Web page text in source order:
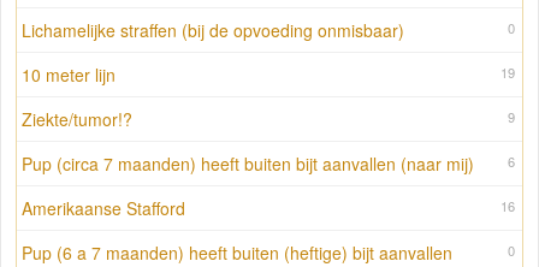
0
Lichamelijke straffen (bij de opvoeding onmisbaar)
19
10 meter lijn
9
Ziekte/tumor!?
6
Pup (circa 7 maanden) heeft buiten bijt aanvallen (naar mij)
16
Amerikaanse Stafford
0
Pup (6 a 7 maanden) heeft buiten (heftige) bijt aanvallen